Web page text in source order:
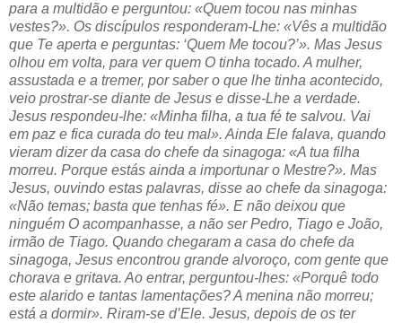
para a multidão e perguntou: «Quem tocou nas minhas
vestes?». Os discípulos responderam-Lhe: «Vês a multidão
que Te aperta e perguntas: ‘Quem Me tocou?’». Mas Jesus
olhou em volta, para ver quem O tinha tocado. A mulher,
assustada e a tremer, por saber o que lhe tinha acontecido,
veio prostrar-se diante de Jesus e disse-Lhe a verdade.
Jesus respondeu-lhe: «Minha filha, a tua fé te salvou. Vai
em paz e fica curada do teu mal». Ainda Ele falava, quando
vieram dizer da casa do chefe da sinagoga: «A tua filha
morreu. Porque estás ainda a importunar o Mestre?». Mas
Jesus, ouvindo estas palavras, disse ao chefe da sinagoga:
«Não temas; basta que tenhas fé». E não deixou que
ninguém O acompanhasse, a não ser Pedro, Tiago e João,
irmão de Tiago. Quando chegaram a casa do chefe da
sinagoga, Jesus encontrou grande alvoroço, com gente que
chorava e gritava. Ao entrar, perguntou-lhes: «Porquê todo
este alarido e tantas lamentações? A menina não morreu;
está a dormir». Riram-se d’Ele. Jesus, depois de os ter